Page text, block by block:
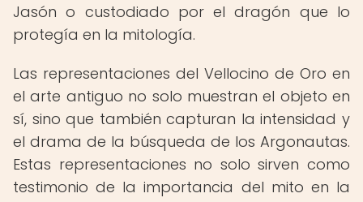
Jasón o custodiado por el dragón que lo
protegía en la mitología.
Las representaciones del Vellocino de Oro en
el arte antiguo no solo muestran el objeto en
sí, sino que también capturan la intensidad y
el drama de la búsqueda de los Argonautas.
Estas representaciones no solo sirven como
testimonio de la importancia del mito en la